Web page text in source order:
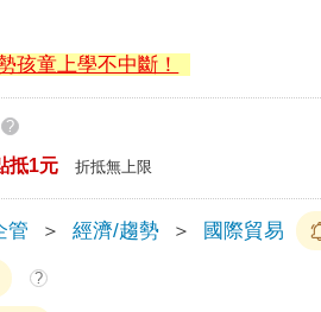
孩童上學不中斷！
?
抵1元 折抵無上限
管 ＞ 經濟/趨勢 ＞ 國際貿易
?